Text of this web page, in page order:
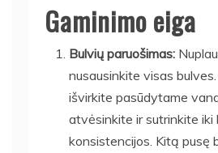
Gaminimo eiga
Bulvių paruošimas:
nusausinkite visas
išvirkite pasūdytame
atvėsinkite ir sutrinkite iki
konsistencijos. Kitą pusę